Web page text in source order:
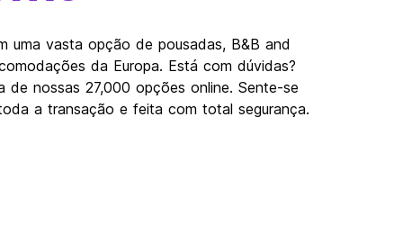
uma vasta opção de pousadas, B&B and
da Europa. Está com dúvidas?
de nossas 27,000 opções online. Sente-se
a transação e feita com total segurança.